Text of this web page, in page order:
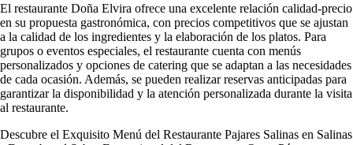
El restaurante Doña Elvira ofrece una excelente relación calidad-precio
en su propuesta gastronómica, con precios competitivos que se ajustan
a la calidad de los ingredientes y la elaboración de los platos. Para
grupos o eventos especiales, el restaurante cuenta con menús
personalizados y opciones de catering que se adaptan a las necesidades
de cada ocasión. Además, se pueden realizar reservas anticipadas para
garantizar la disponibilidad y la atención personalizada durante la visita
al restaurante.
Descubre el Exquisito Menú del Restaurante Pajares Salinas en Salinas